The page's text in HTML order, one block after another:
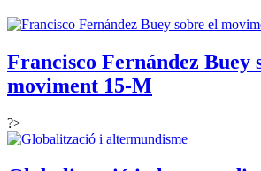
Francisco Fernández Buey
moviment 15-M
?>